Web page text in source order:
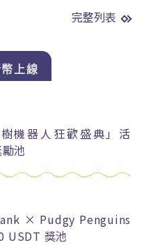
完整列表
上線
機器人狂歡盛典」活
池
× Pudgy Penguins
USDT 獎池